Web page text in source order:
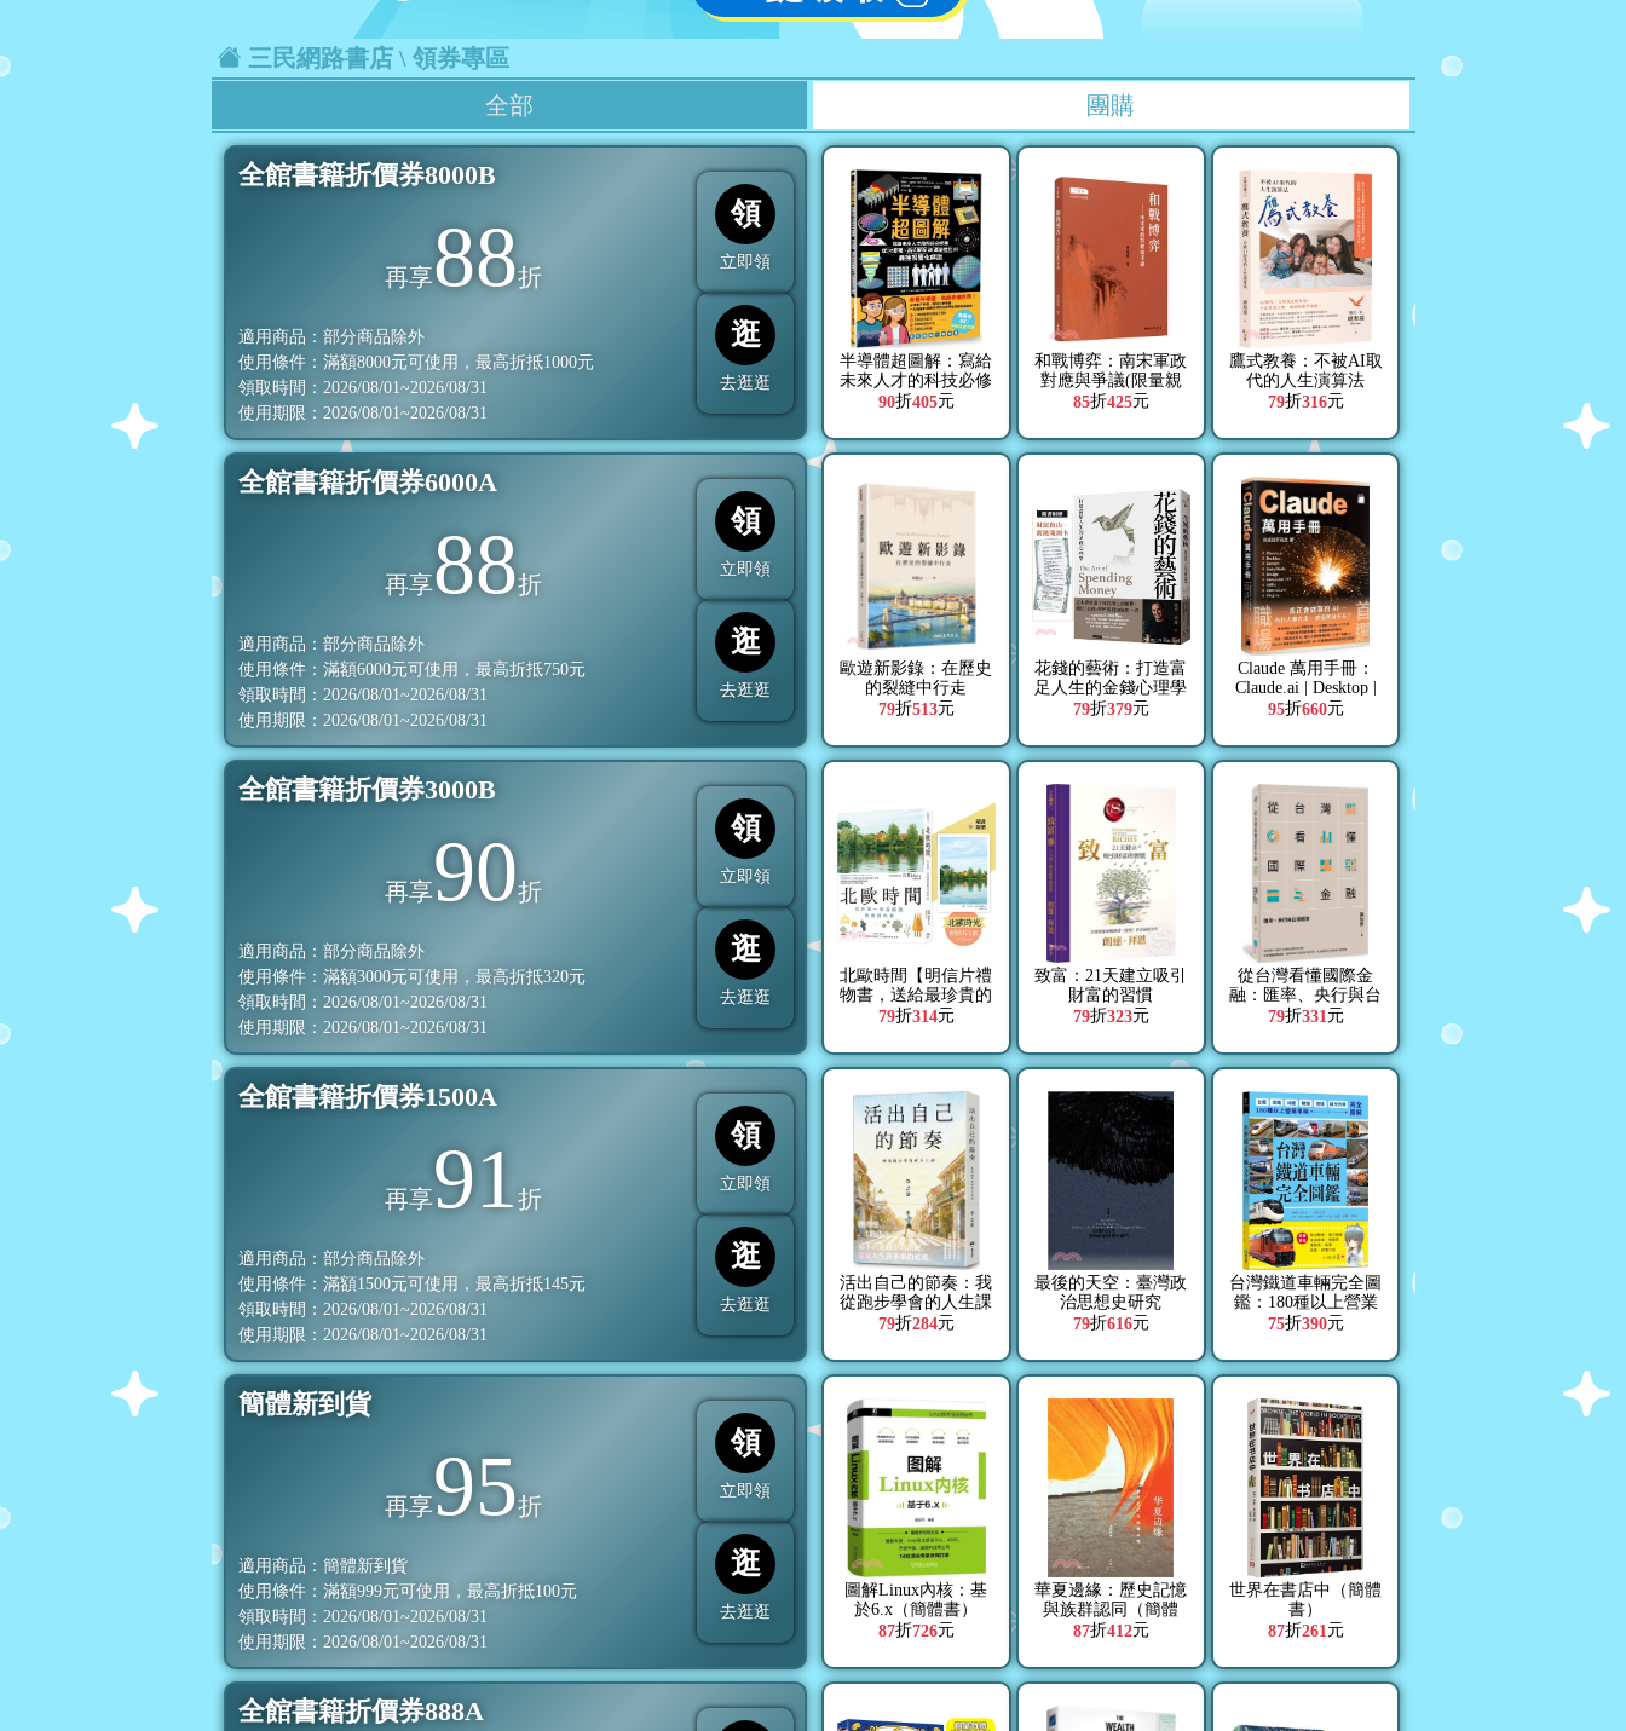
三民網路書店\ 領券專區
全部
團購
全館書籍折價券8000B
再享88折
適用商品：部分商品除外
使用條件：滿額8000元可使用，最高折抵1000元
領取時間：2026/08/01~2026/08/31
使用期限：2026/08/01~2026/08/31
領
立即領
逛
去逛逛
半導體超圖解：寫給
未來人才的科技必修
課，從IC原理、晶片
強視覺化解說
90折405元
和戰博弈：南宋軍政
對應與爭議(限量親
簽版)
85折425元
鷹式教養：不被AI取
代的人生演算法
79折316元
全館書籍折價券6000A
再享88折
適用商品：部分商品除外
使用條件：滿額6000元可使用，最高折抵750元
領取時間：2026/08/01~2026/08/31
使用期限：2026/08/01~2026/08/31
領
立即領
逛
去逛逛
歐遊新影錄：在歷史
的裂縫中行走
79折513元
花錢的藝術：打造富
足人生的金錢心理學
【附贈財富自由．實
79折379元
Claude 萬用手冊：
Claude.ai | Desktop |
Cowork | Code Mode |
Use | Skills |
Connectors | Plugins
95折660元
全館書籍折價券3000B
再享90折
適用商品：部分商品除外
使用條件：滿額3000元可使用，最高折抵320元
領取時間：2026/08/01~2026/08/31
使用期限：2026/08/01~2026/08/31
領
立即領
逛
去逛逛
北歐時間【明信片禮
物書，送給最珍貴的
你】：世界第一幸福
79折314元
致富：21天建立吸引
財富的習慣
79折323元
從台灣看懂國際金
融：匯率、央行與台
灣經濟
79折331元
全館書籍折價券1500A
再享91折
適用商品：部分商品除外
使用條件：滿額1500元可使用，最高折抵145元
領取時間：2026/08/01~2026/08/31
使用期限：2026/08/01~2026/08/31
領
立即領
逛
去逛逛
活出自己的節奏：我
從跑步學會的人生課
79折284元
最後的天空：臺灣政
治思想史研究
79折616元
台灣鐵道車輛完全圖
鑑：180種以上營業
車輛詳盡介紹
75折390元
簡體新到貨
再享95折
適用商品：簡體新到貨
使用條件：滿額999元可使用，最高折抵100元
領取時間：2026/08/01~2026/08/31
使用期限：2026/08/01~2026/08/31
領
立即領
逛
去逛逛
圖解Linux內核：基
於6.x（簡體書）
87折726元
華夏邊緣：歷史記憶
與族群認同（簡體
書）
87折412元
世界在書店中（簡體
書）
87折261元
全館書籍折價券888A